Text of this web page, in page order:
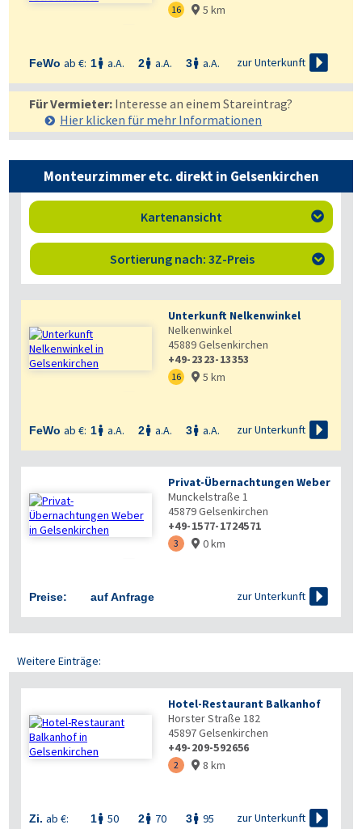
16  5 km
FeWo ab €: 1 a.A. 2 a.A. 3 a.A. zur Unterkunft 
Für Vermieter: Interesse an einem Stareintrag?
Hier klicken für mehr Informationen
Monteurzimmer etc. direkt in Gelsenkirchen
Kartenansicht 
Sortierung nach: 3Z-Preis 
Unterkunft Nelkenwinkel
Nelkenwinkel
45889Gelsenkirchen
+49-2323-13353
16  5 km
FeWo ab €: 1 a.A. 2 a.A. 3 a.A. zur Unterkunft 
Privat-Übernachtungen Weber
Munckelstraße 1
45879Gelsenkirchen
+49-1577-1724571
3  0 km
Preise: auf Anfrage zur Unterkunft 
Weitere Einträge:
Hotel-Restaurant Balkanhof
Horster Straße 182
45897Gelsenkirchen
+49-209-592656
2  8 km
Zi. ab €: 1 50 2 70 3 95 zur Unterkunft 